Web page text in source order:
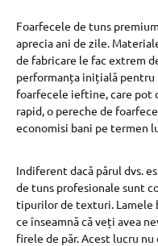
Foarfecele de tuns
aprecia ani de zile.
de fabricare le fac extrem
performanța inițială
foarfecele ieftine, care pot
rapid, o pereche de
economisi bani pe termen
Indiferent dacă părul dvs.
de tuns profesionale sunt
tipurilor de texturi. Lamele
ce înseamnă că veți avea
firele de păr. Acest lucru nu